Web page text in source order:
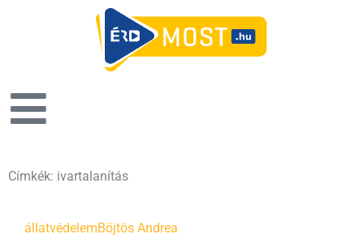
Címkék: ivartalanítás
állatvédelemBöjtös Andrea